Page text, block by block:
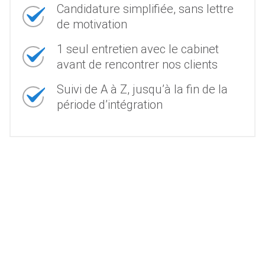
Candidature simplifiée, sans lettre
de motivation
1 seul entretien avec le cabinet
avant de rencontrer nos clients
Suivi de A à Z, jusqu’à la fin de la
période d’intégration